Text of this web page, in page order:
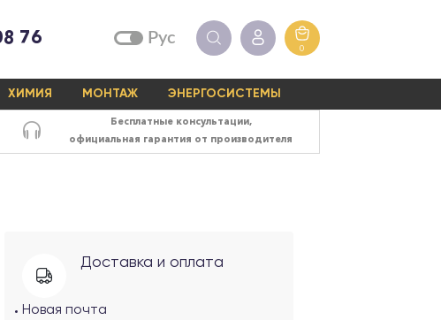
76 Рус
0
ХИМИЯ МОНТАЖ ЭНЕРГОСИСТЕМЫ
Бесплатные консультации,
официальная гарантия от производителя
Доставка и оплата
Новая почта